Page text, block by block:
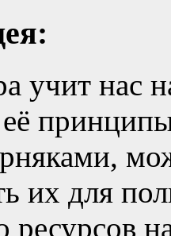
учит нас
её
их для
ресурсов